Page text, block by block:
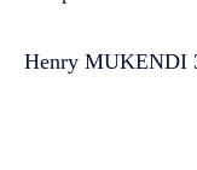
Henry MUKENDI